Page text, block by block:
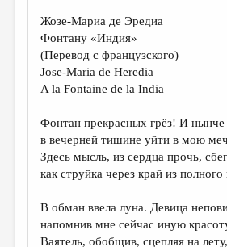
Жозе-Мариа де Эредиа
Фонтану «Индия»
(Перевод с французского)
Jose-Maria de Heredia
A la Fontaine de la India
Фонтан прекрасных грёз! И
в вечерней тишине уйти в мою
Здесь мысль, из сердца прочь,
как струйка через край из
В обман ввела луна. Девица
напомнив мне сейчас иную
Ваятель, обобщив, сцепляя на лету,